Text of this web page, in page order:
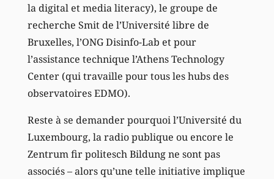
la digital et media literacy), le groupe de
recherche Smit de l’Université libre de
Bruxelles, l’ONG Disinfo-Lab et pour
l’assistance technique l’Athens Technology
Center (qui travaille pour tous les hubs des
observatoires EDMO).
Reste à se demander pourquoi l’Université du
Luxembourg, la radio publique ou encore le
Zentrum fir politesch Bildung ne sont pas
associés – alors qu’une telle initiative implique